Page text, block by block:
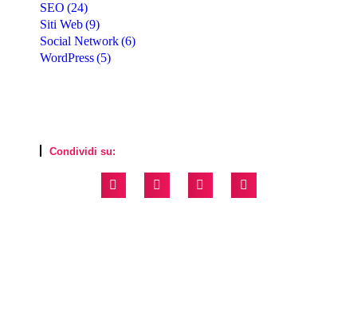
SEO (24)
Siti Web(9)
Social Network(6)
WordPress(5)
Condividi su: